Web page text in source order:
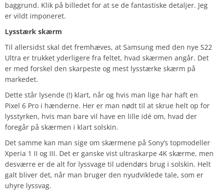
baggrund. Klik på billedet for at se de fantastiske detaljer. Jeg
er vildt imponeret.
Lysstærk skærm
Til allersidst skal det fremhæves, at Samsung med den nye S22
Ultra er trukket yderligere fra feltet, hvad skærmen angår. Det
er med forskel den skarpeste og mest lysstærke skærm på
markedet.
Dette står lysende (!) klart, når og hvis man lige har haft en
Pixel 6 Pro i hænderne. Her er man nødt til at skrue helt op for
lysstyrken, hvis man bare vil have en lille idé om, hvad der
foregår på skærmen i klart solskin.
Det samme kan man sige om skærmene på Sony’s topmodeller
Xperia 1 II og III. Det er ganske vist ultraskarpe 4K skærme, men
desværre er de alt for lyssvage til udendørs brug i solskin. Helt
galt bliver det, når man bruger den nyudviklede tale, som er
uhyre lyssvag.